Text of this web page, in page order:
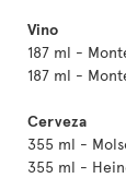
Vino
187 ml -
187 ml -
Cerveza
355 ml -
355 ml -